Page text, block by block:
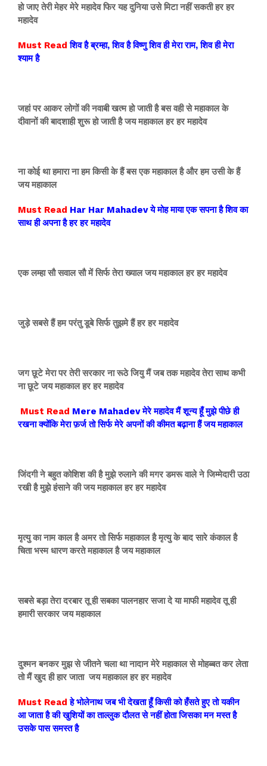
हो जाए तेरी मेहर मेरे महादेव फिर यह दुनिया उसे मिटा नहीं सकती हर हर
महादेव
Must Read शिवहै ब्रम्हा, शिव है विष्णु शिव ही मेरा राम, शिव ही मेरा
श्याम है
जहां पर आकर लोगों की नवाबी खत्म हो जाती है बस वही से महाकाल के
दीवानों की बादशाही शुरू हो जाती है जय महाकाल हर हर महादेव
ना कोई था हमारा ना हम किसी के हैं बस एक महाकाल है और हम उसी के हैं
जय महाकाल
Must Read Har Har Mahadev ये मोह माया एक सपना है शिव का
साथ ही अपना है हर हर महादेव
एक लम्हा सौ सवाल सौ में सिर्फ तेरा ख्याल जय महाकाल हर हर महादेव
जुड़े सबसे हैं हम परंतु डूबे सिर्फ तुझमे हैं हर हर महादेव
जग छूटे मेरा पर तेरी सरकार ना रूठे जियु मैं जब तक महादेव तेरा साथ कभी
ना छूटे जय महाकाल हर हर महादेव
Must Read Mere Mahadev मेरे महादेव मैं शून्य हूँ मुझे पीछे ही
रखना क्योंकि मेरा फ़र्ज तो सिर्फ मेरे अपनों की कीमत बढ़ाना हैं जय महाकाल
जिंदगी ने बहुत कोशिश की है मुझे रुलाने की मगर डमरू वाले ने जिम्मेदारी उठा
रखी है मुझे हंसाने की जय महाकाल हर हर महादेव
मृत्यु का नाम काल है अमर तो सिर्फ महाकाल है मृत्यु के बाद सारे कंकाल है
चिता भस्म धारण करते महाकाल है जय महाकाल
सबसे बड़ा तेरा दरबार तू ही सबका पालनहार सजा दे या माफी महादेव तू ही
हमारी सरकार जय महाकाल
दुश्मन बनकर मुझ से जीतने चला था नादान मेरे महाकाल से मोहब्बत कर लेता
तो मैं खुद ही हार जाता जय महाकाल हर हर महादेव
Must Read हे भोलेनाथ जब भी देखता हूँ किसी को हँसते हुए तो यकीन
आ जाता है की खुशियों का ताल्लुक दौलत से नहीं होता जिसका मन मस्त है
उसके पास समस्त है